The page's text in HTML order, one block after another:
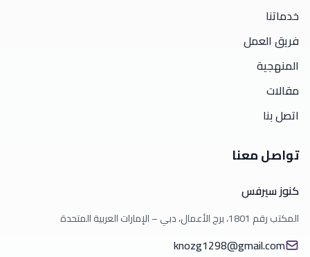
خدماتنا
فريق العمل
المنهجية
مقالات
اتصل بنا
تواصل معنا
كنوز سيرفس
المكتب رقم 1801، برج الأعمال، دبي – الإمارات العربية المتحدة
knozg1298@gmail.com